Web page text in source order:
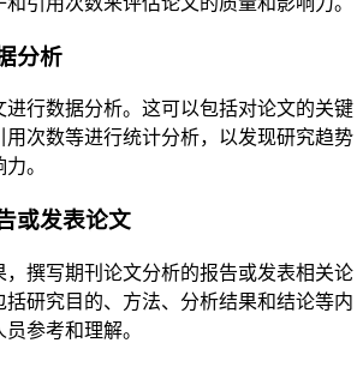
分析
进行数据分析。这可以包括对论文的关键
用次数等进行统计分析，以发现研究趋势
。
或发表论文
，撰写期刊论文分析的报告或发表相关论
研究目的、方法、分析结果和结论等内
参考和理解。